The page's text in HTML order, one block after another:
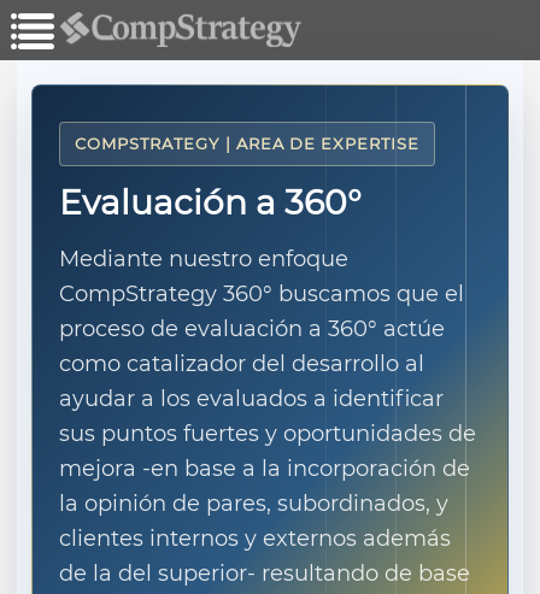
COMPSTRATEGY | AREA DE EXPERTISE
Evaluación a 360°
Mediante nuestro enfoque
CompStrategy 360° buscamos que el
proceso de evaluación a 360° actúe
como catalizador del desarrollo al
ayudar a los evaluados a identificar
sus puntos fuertes y oportunidades de
mejora -en base a la incorporación de
la opinión de pares, subordinados, y
clientes internos y externos además
de la del superior- resultando de base